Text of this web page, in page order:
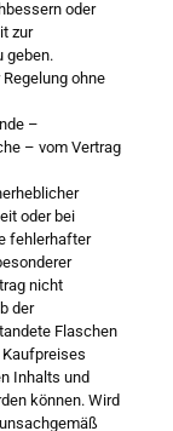
oder
zur
geben.
ohne
–
– vom Vertrag
oder bei
fehlerhafter
nicht
der
Flaschen
Kaufpreises
Inhalts und
können. Wird